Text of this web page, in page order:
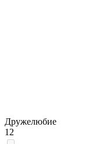
Дружелюбие
12